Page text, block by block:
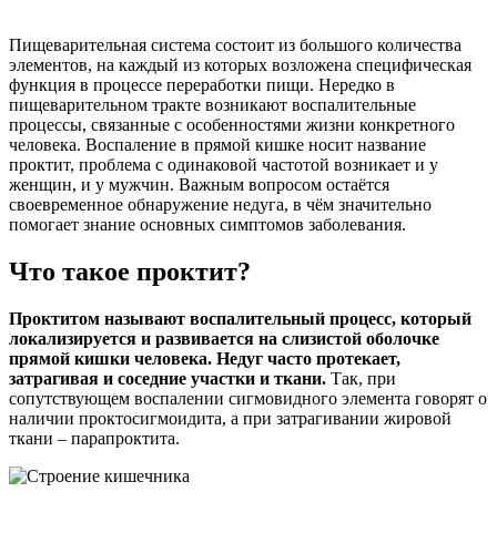
Пищеварительная система состоит из большого количества
элементов, на каждый из которых возложена специфическая
функция в процессе переработки пищи. Нередко в
пищеварительном тракте возникают воспалительные
процессы, связанные с особенностями жизни конкретного
человека. Воспаление в прямой кишке носит название
проктит, проблема с одинаковой частотой возникает и у
женщин, и у мужчин. Важным вопросом остаётся
своевременное обнаружение недуга, в чём значительно
помогает знание основных симптомов заболевания.
Что такое проктит?
Проктитом называют воспалительный процесс, который
локализируется и развивается на слизистой оболочке
прямой кишки человека. Недуг часто протекает,
затрагивая и соседние участки и ткани. Так, при
сопутствующем воспалении сигмовидного элемента говорят о
наличии проктосигмоидита, а при затрагивании жировой
ткани – парапроктита.